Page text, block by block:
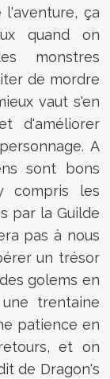
ça
quand on
monstres
de mordre
vaut s'en
d'améliorer
A
sont bons
compris les
par la Guilde
pas à nous
un trésor
golems en
trentaine
patience en
et on
de Dragon's